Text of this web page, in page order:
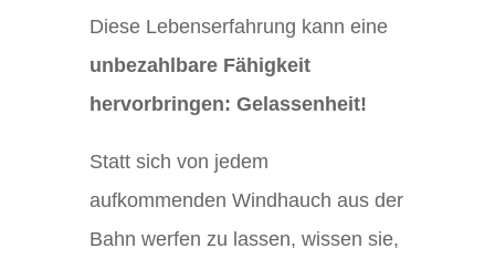
Diese Lebenserfahrung kann eine
unbezahlbare Fähigkeit
hervorbringen: Gelassenheit!
Statt sich von jedem
aufkommenden Windhauch aus der
Bahn werfen zu lassen, wissen sie,